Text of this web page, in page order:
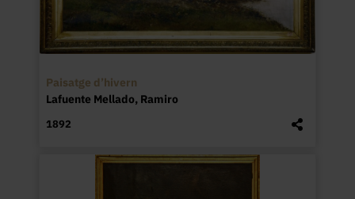
Paisatge d’hivern
Lafuente Mellado, Ramiro
1892